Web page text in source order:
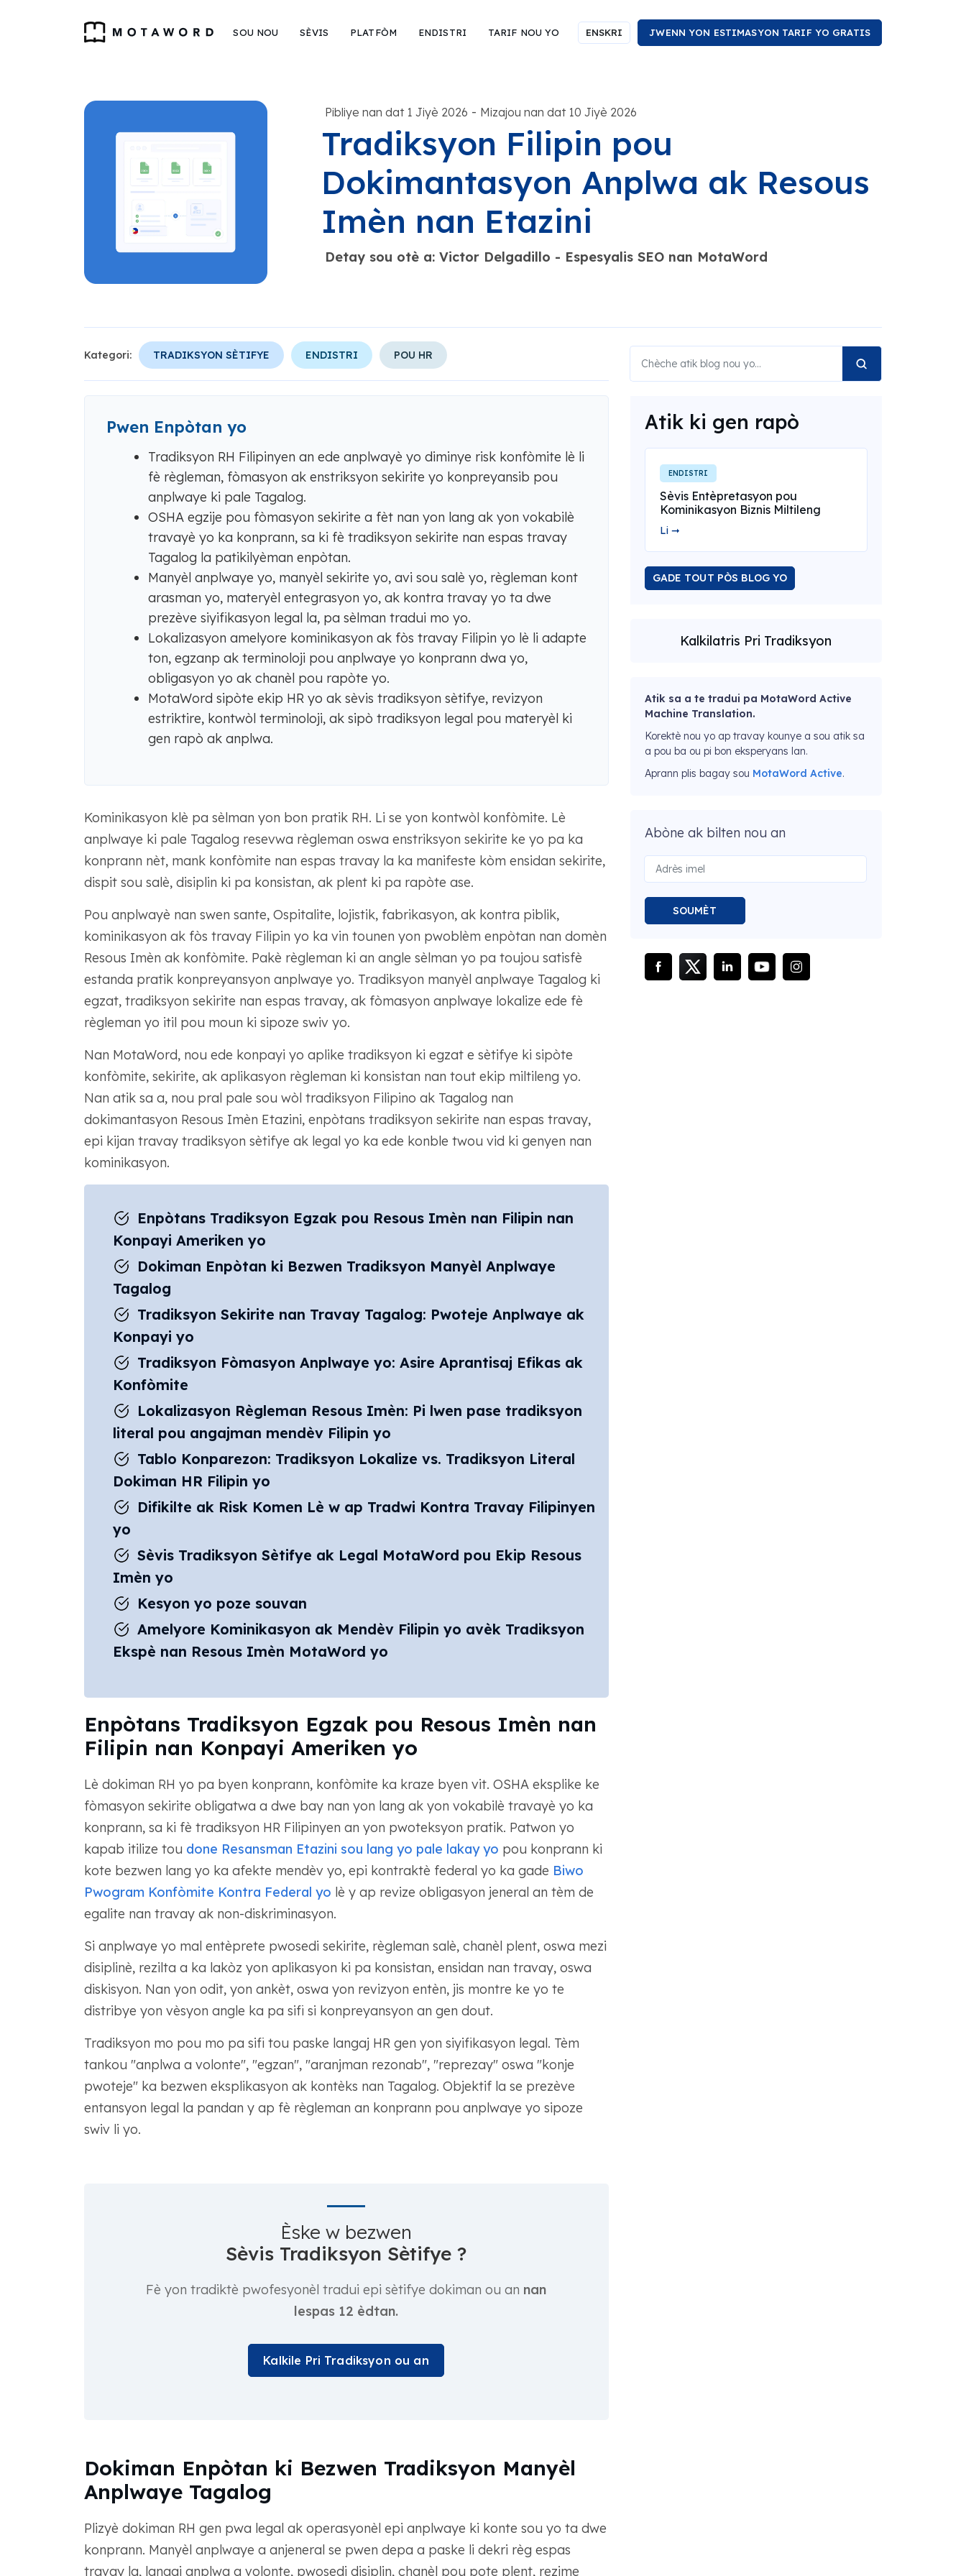
SOU NOU SÈVIS PLATFÒM ENDISTRI TARIF NOU YO ENSKRI JWENN YON ESTIMASYON TARIF YO GRATIS
Pibliye nan dat 1 Jiyè 2026 - Mizajou nan dat 10 Jiyè 2026
Tradiksyon Filipin pou
Dokimantasyon Anplwa ak Resous
Imèn nan Etazini
Detay sou otè a: Victor Delgadillo - Espesyalis SEO nan MotaWord
Kategori: TRADIKSYON SÈTIFYE ENDISTRI POU HR
Pwen Enpòtan yo
Tradiksyon RH Filipinyen an ede anplwayè yo diminye risk konfòmite lè li
fè règleman, fòmasyon ak enstriksyon sekirite yo konpreyansib pou
anplwaye ki pale Tagalog.
OSHA egzije pou fòmasyon sekirite a fèt nan yon lang ak yon vokabilè
travayè yo ka konprann, sa ki fè tradiksyon sekirite nan espas travay
Tagalog la patikilyèman enpòtan.
Manyèl anplwaye yo, manyèl sekirite yo, avi sou salè yo, règleman kont
arasman yo, materyèl entegrasyon yo, ak kontra travay yo ta dwe
prezève siyifikasyon legal la, pa sèlman tradui mo yo.
Lokalizasyon amelyore kominikasyon ak fòs travay Filipin yo lè li adapte
ton, egzanp ak terminoloji pou anplwaye yo konprann dwa yo,
obligasyon yo ak chanèl pou rapòte yo.
MotaWord sipòte ekip HR yo ak sèvis tradiksyon sètifye, revizyon
estriktire, kontwòl terminoloji, ak sipò tradiksyon legal pou materyèl ki
gen rapò ak anplwa.
Kominikasyon klè pa sèlman yon bon pratik RH. Li se yon kontwòl konfòmite. Lè
anplwaye ki pale Tagalog resevwa règleman oswa enstriksyon sekirite ke yo pa ka
konprann nèt, mank konfòmite nan espas travay la ka manifeste kòm ensidan sekirite,
dispit sou salè, disiplin ki pa konsistan, ak plent ki pa rapòte ase.
Pou anplwayè nan swen sante, Ospitalite, lojistik, fabrikasyon, ak kontra piblik,
kominikasyon ak fòs travay Filipin yo ka vin tounen yon pwoblèm enpòtan nan domèn
Resous Imèn ak konfòmite. Pakè règleman ki an angle sèlman yo pa toujou satisfè
estanda pratik konpreyansyon anplwaye yo. Tradiksyon manyèl anplwaye Tagalog ki
egzat, tradiksyon sekirite nan espas travay, ak fòmasyon anplwaye lokalize ede fè
règleman yo itil pou moun ki sipoze swiv yo.
Nan MotaWord, nou ede konpayi yo aplike tradiksyon ki egzat e sètifye ki sipòte
konfòmite, sekirite, ak aplikasyon règleman ki konsistan nan tout ekip miltileng yo.
Nan atik sa a, nou pral pale sou wòl tradiksyon Filipino ak Tagalog nan
dokimantasyon Resous Imèn Etazini, enpòtans tradiksyon sekirite nan espas travay,
epi kijan travay tradiksyon sètifye ak legal yo ka ede konble twou vid ki genyen nan
kominikasyon.
Enpòtans Tradiksyon Egzak pou Resous Imèn nan Filipin nan
Konpayi Ameriken yo
Dokiman Enpòtan ki Bezwen Tradiksyon Manyèl Anplwaye
Tagalog
Tradiksyon Sekirite nan Travay Tagalog: Pwoteje Anplwaye ak
Konpayi yo
Tradiksyon Fòmasyon Anplwaye yo: Asire Aprantisaj Efikas ak
Konfòmite
Lokalizasyon Règleman Resous Imèn: Pi lwen pase tradiksyon
literal pou angajman mendèv Filipin yo
Tablo Konparezon: Tradiksyon Lokalize vs. Tradiksyon Literal
Dokiman HR Filipin yo
Difikilte ak Risk Komen Lè w ap Tradwi Kontra Travay Filipinyen
yo
Sèvis Tradiksyon Sètifye ak Legal MotaWord pou Ekip Resous
Imèn yo
Kesyon yo poze souvan
Amelyore Kominikasyon ak Mendèv Filipin yo avèk Tradiksyon
Ekspè nan Resous Imèn MotaWord yo
Enpòtans Tradiksyon Egzak pou Resous Imèn nan
Filipin nan Konpayi Ameriken yo
Lè dokiman RH yo pa byen konprann, konfòmite ka kraze byen vit. OSHA eksplike ke
fòmasyon sekirite obligatwa a dwe bay nan yon lang ak yon vokabilè travayè yo ka
konprann, sa ki fè tradiksyon HR Filipinyen an yon pwoteksyon pratik. Patwon yo
kapab itilize tou done Resansman Etazini sou lang yo pale lakay yo pou konprann ki
kote bezwen lang yo ka afekte mendèv yo, epi kontraktè federal yo ka gade Biwo
Pwogram Konfòmite Kontra Federal yo lè y ap revize obligasyon jeneral an tèm de
egalite nan travay ak non-diskriminasyon.
Si anplwaye yo mal entèprete pwosedi sekirite, règleman salè, chanèl plent, oswa mezi
disiplinè, rezilta a ka lakòz yon aplikasyon ki pa konsistan, ensidan nan travay, oswa
diskisyon. Nan yon odit, yon ankèt, oswa yon revizyon entèn, jis montre ke yo te
distribye yon vèsyon angle ka pa sifi si konpreyansyon an gen dout.
Tradiksyon mo pou mo pa sifi tou paske langaj HR gen yon siyifikasyon legal. Tèm
tankou "anplwa a volonte", "egzan", "aranjman rezonab", "reprezay" oswa "konje
pwoteje" ka bezwen eksplikasyon ak kontèks nan Tagalog. Objektif la se prezève
entansyon legal la pandan y ap fè règleman an konprann pou anplwaye yo sipoze
swiv li yo.
Èske w bezwen
Sèvis Tradiksyon Sètifye ?
Fè yon tradiktè pwofesyonèl tradui epi sètifye dokiman ou an nan
lespas 12 èdtan.
Kalkile Pri Tradiksyon ou an
Dokiman Enpòtan ki Bezwen Tradiksyon Manyèl
Anplwaye Tagalog
Plizyè dokiman RH gen pwa legal ak operasyonèl epi anplwaye ki konte sou yo ta dwe
konprann. Manyèl anplwaye a anjeneral se pwen depa a paske li dekri règ espas
travay la, langaj anplwa a volonte, pwosedi disiplin, chanèl pou pote plent, rezime
Atik ki gen rapò
ENDISTRI
Sèvis Entèpretasyon pou
Kominikasyon Biznis Miltileng
Li ➞
GADE TOUT PÒS BLOG YO
Kalkilatris Pri Tradiksyon
Atik sa a te tradui pa MotaWord Active
Machine Translation.
Korektè nou yo ap travay kounye a sou atik sa
a pou ba ou pi bon eksperyans lan.
Aprann plis bagay sou MotaWord Active.
Abòne ak bilten nou an
SOUMÈT